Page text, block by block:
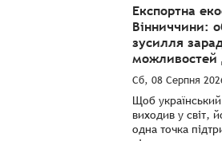
Експортна
Вінниччини:
зусилля
можливостей
Сб, 08 Серпня
Щоб
виходив у світ,
одна точка